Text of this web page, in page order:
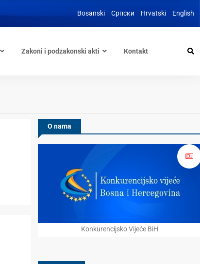
Bosanski Српски Hrvatski English
Zakoni i podzakonski akti Kontakt
O nama
Konkurencijsko Vijeće BiH